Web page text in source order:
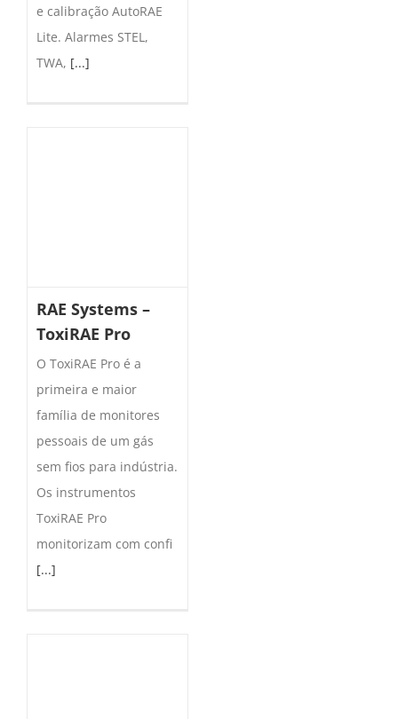
e calibração AutoRAE
Lite. Alarmes STEL,
TWA, [...]
RAE Systems –
ToxiRAE Pro
O ToxiRAE Pro é a
primeira e maior
família de monitores
pessoais de um gás
sem fios para indústria.
Os instrumentos
ToxiRAE Pro
monitorizam com confi
[...]